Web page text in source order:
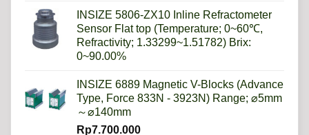
INSIZE 5806-ZX10 Inline Refractometer
Sensor Flat top (Temperature; 0~60℃,
Refractivity; 1.33299~1.51782) Brix:
0~90.00%
INSIZE 6889 Magnetic V-Blocks (Advance
Type, Force 833N - 3923N) Range; ⌀5mm
～⌀140mm
Rp7.700.000